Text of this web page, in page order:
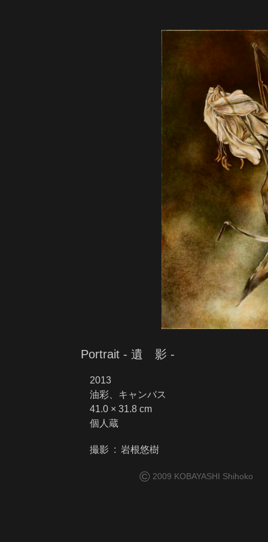
Portrait - 遺 影 -
2013
油彩、キャンバス
41.0 × 31.8 cm
個人蔵
撮影 : 岩根悠樹
© 2009 KOBAYASHI Shihoko